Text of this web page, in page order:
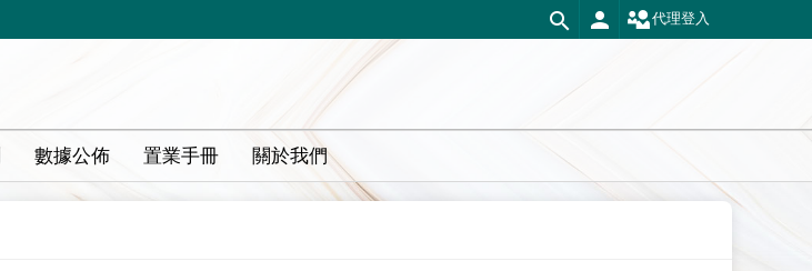
代理登入
數據公佈 置業手冊 關於我們